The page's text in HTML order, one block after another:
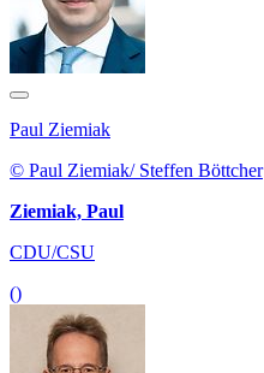
Paul Ziemiak
© Paul Ziemiak/ Steffen Böttcher
Ziemiak, Paul
CDU/CSU
()